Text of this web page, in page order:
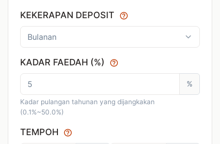
KEKERAPAN DEPOSIT
KADAR FAEDAH (%)
%
Kadar pulangan tahunan yang dijangkakan
(0.1%~50.0%)
TEMPOH